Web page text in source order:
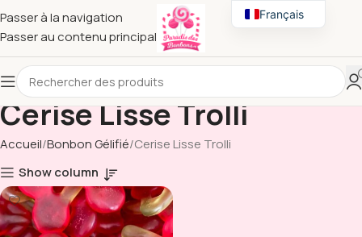
Passer à la navigation
Passer au contenu principal
Cerise Lisse Trolli
Accueil Bonbon Gélifié Cerise Lisse Trolli
Show column
Français